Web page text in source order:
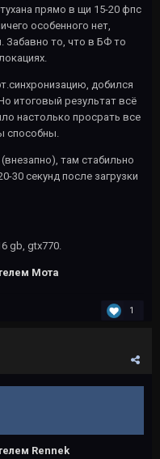
прямо в щи 15-20 фпс
особенного нет,
то, что в БФ то
добился
итоговый результат всё
настолько просрать все
способны.
там стабильно
30 секунд после загрузки
gb, gtx770.
Мота
1
Rennek